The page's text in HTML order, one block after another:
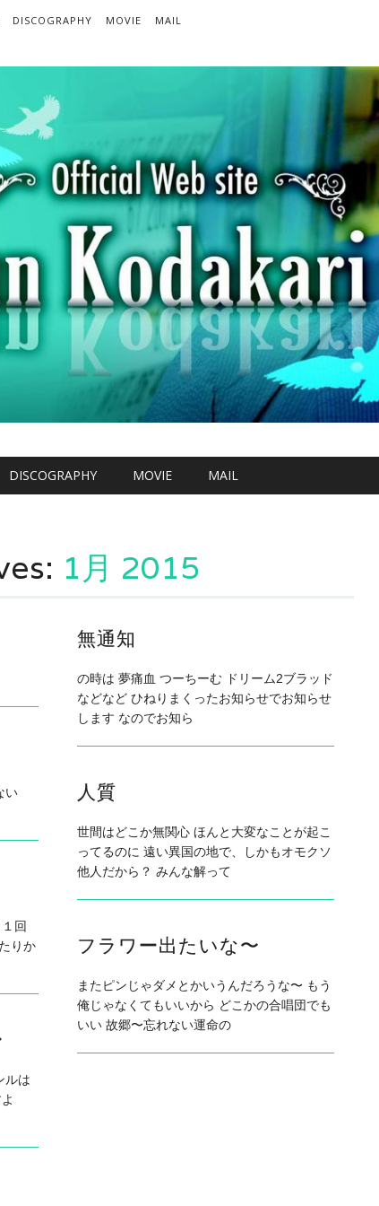
DISCOGRAPHY MOVIE MAIL
DISCOGRAPHY MOVIE MAIL
1月 2015
無通知
の時は 夢痛血 つーちーむ ドリーム2ブラッド
などなど ひねりまくったお知らせでお知らせ
します なのでお知ら
い
人質
世間はどこか無関心 ほんと大変なことが起こ
ってるのに 遠い異国の地で、しかもオモクソ
他人だから？ みんな解って
回
りか
フラワー出たいな〜
またピンじゃダメとかいうんだろうな〜 もう
俺じゃなくてもいいから どこかの合唱団でも
いい 故郷〜忘れない運命の
ルは